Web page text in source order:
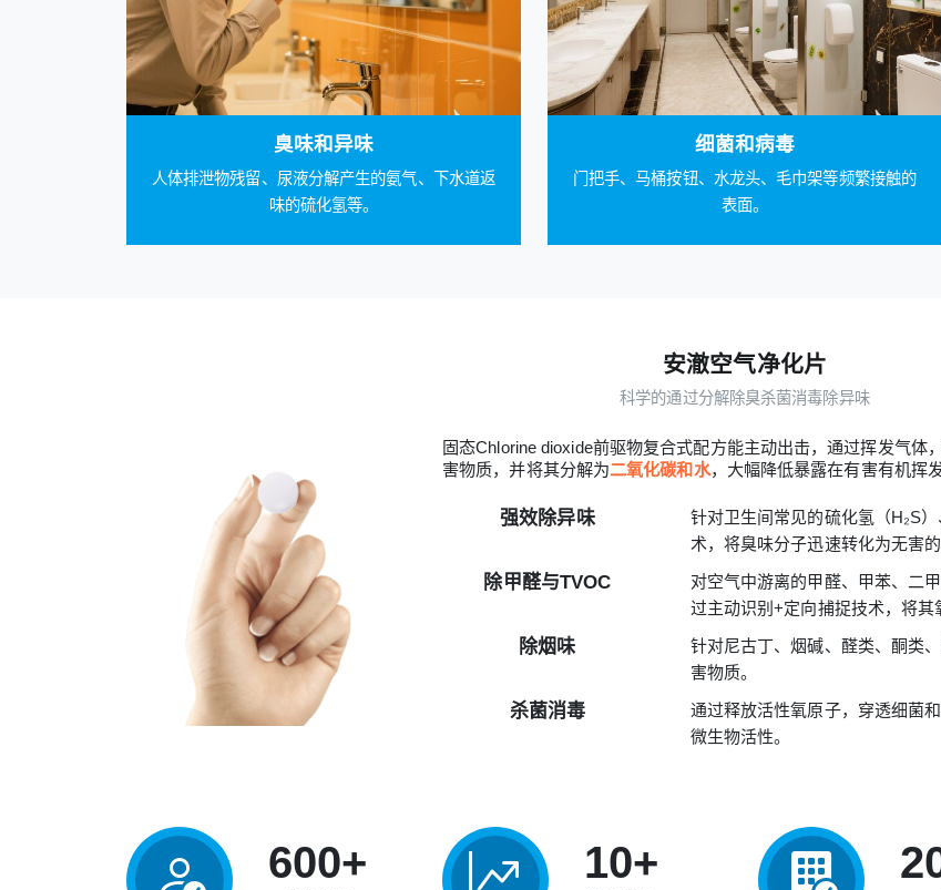
臭味和异味
人体排泄物残留、尿液分解产生的氨气、下水道返
味的硫化氢等。
细菌和病毒
门把手、马桶按钮、水龙头、毛巾架等频繁接触的
表面。
安澈空气净化片
科学的通过分解除臭杀菌消毒除异味
固态Chlorine dioxide前驱物复合式配方能主动出击，通过挥发气
害物质，并将其分解为二氧化碳和水，大幅降低暴露在有害有机挥
强效除异味
针对卫生间常见的硫化氢（H₂S
术，将臭味分子迅速转化为无害
除甲醛与TVOC
对空气中游离的甲醛、甲苯、二
过主动识别+定向捕捉技术，将其
除烟味
针对尼古丁、烟碱、醛类、酮类
害物质。
杀菌消毒
通过释放活性氧原子，穿透细菌
微生物活性。
600+ 10+